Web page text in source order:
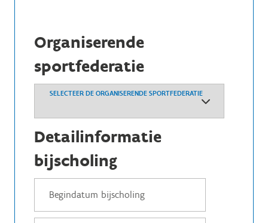
Organiserende
sportfederatie
SELECTEER DE ORGANISERENDE SPORTFEDERATIE
Detailinformatie
bijscholing